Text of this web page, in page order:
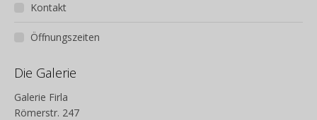
Kontakt
Öffnungszeiten
Die Galerie
Galerie Firla
Römerstr. 247